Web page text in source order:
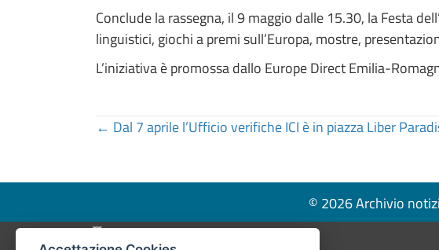
Conclude la rassegna, il 9 maggio dalle 15.30, la Festa
linguistici, giochi a premi sull’Europa, mostre,
L’iniziativa è promossa dallo Europe Direct Emilia-
Posts
← Dal 7 aprile l’Ufficio verifiche ICI è in piazza Liber
© 2026 Archivio
Pié di pagina di Comune di Bologna